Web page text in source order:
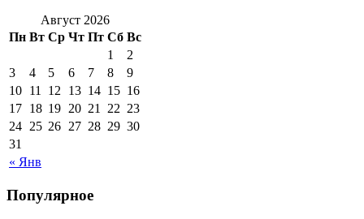
Август 2026
Пн Вт Ср Чт Пт Сб Вс
« Янв
1
2
3
4 5 6 7 8
9
10 11 12 13 14 15 16
17 18 19 20 21 22 23
24 25 26 27 28 29 30
31
Популярное